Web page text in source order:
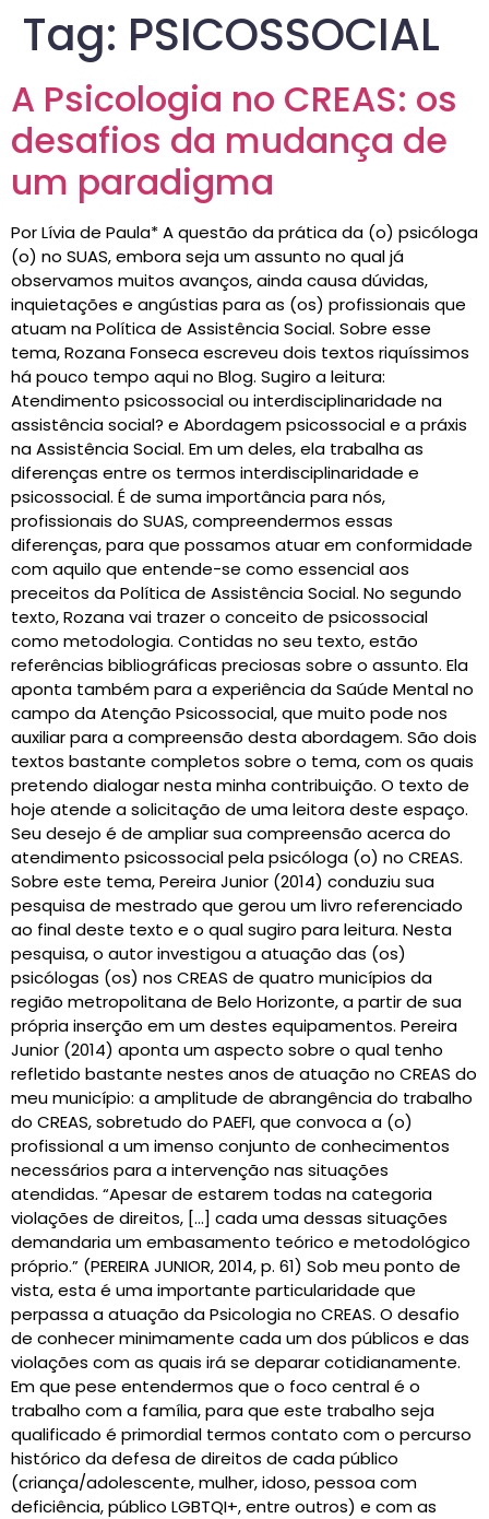
Tag: PSICOSSOCIAL
A Psicologia no CREAS: os
desafios da mudança de
um paradigma
Por Lívia de Paula* A questão da prática da (o) psicóloga
(o) no SUAS, embora seja um assunto no qual já
observamos muitos avanços, ainda causa dúvidas,
inquietações e angústias para as (os) profissionais que
atuam na Política de Assistência Social. Sobre esse
tema, Rozana Fonseca escreveu dois textos riquíssimos
há pouco tempo aqui no Blog. Sugiro a leitura:
Atendimento psicossocial ou interdisciplinaridade na
assistência social? e Abordagem psicossocial e a práxis
na Assistência Social. Em um deles, ela trabalha as
diferenças entre os termos interdisciplinaridade e
psicossocial. É de suma importância para nós,
profissionais do SUAS, compreendermos essas
diferenças, para que possamos atuar em conformidade
com aquilo que entende-se como essencial aos
preceitos da Política de Assistência Social. No segundo
texto, Rozana vai trazer o conceito de psicossocial
como metodologia. Contidas no seu texto, estão
referências bibliográficas preciosas sobre o assunto. Ela
aponta também para a experiência da Saúde Mental no
campo da Atenção Psicossocial, que muito pode nos
auxiliar para a compreensão desta abordagem. São dois
textos bastante completos sobre o tema, com os quais
pretendo dialogar nesta minha contribuição. O texto de
hoje atende a solicitação de uma leitora deste espaço.
Seu desejo é de ampliar sua compreensão acerca do
atendimento psicossocial pela psicóloga (o) no CREAS.
Sobre este tema, Pereira Junior (2014) conduziu sua
pesquisa de mestrado que gerou um livro referenciado
ao final deste texto e o qual sugiro para leitura. Nesta
pesquisa, o autor investigou a atuação das (os)
psicólogas (os) nos CREAS de quatro municípios da
região metropolitana de Belo Horizonte, a partir de sua
própria inserção em um destes equipamentos. Pereira
Junior (2014) aponta um aspecto sobre o qual tenho
refletido bastante nestes anos de atuação no CREAS do
meu município: a amplitude de abrangência do trabalho
do CREAS, sobretudo do PAEFI, que convoca a (o)
profissional a um imenso conjunto de conhecimentos
necessários para a intervenção nas situações
atendidas. “Apesar de estarem todas na categoria
violações de direitos, […] cada uma dessas situações
demandaria um embasamento teórico e metodológico
próprio.” (PEREIRA JUNIOR, 2014, p. 61) Sob meu ponto de
vista, esta é uma importante particularidade que
perpassa a atuação da Psicologia no CREAS. O desafio
de conhecer minimamente cada um dos públicos e das
violações com as quais irá se deparar cotidianamente.
Em que pese entendermos que o foco central é o
trabalho com a família, para que este trabalho seja
qualificado é primordial termos contato com o percurso
histórico da defesa de direitos de cada público
(criança/adolescente, mulher, idoso, pessoa com
deficiência, público LGBTQI+, entre outros) e com as